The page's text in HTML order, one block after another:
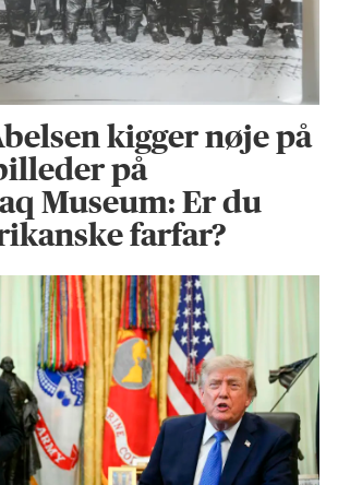
kigger nøje på
på
Museum: Er du
farfar?